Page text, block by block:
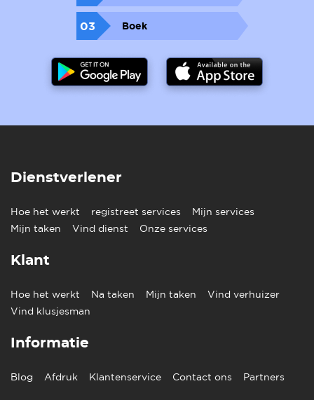
03 Boek
Dienstverlener
Hoe het werkt registreet services
Mijn services
Mijn taken
Vind dienst Onze services
Klant
Hoe het werkt Na taken Mijn taken
Vind verhuizer
Vind klusjesman
Informatie
Blog Afdruk Klantenservice Contact ons Partners